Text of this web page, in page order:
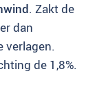
. Zakt de
dan
verlagen.
de 1,8%.